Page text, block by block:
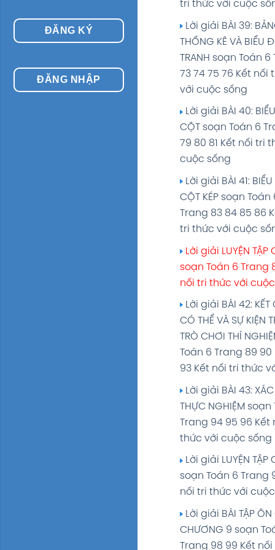
ĐĂNG KÝ
ĐĂNG NHẬP
THÍCH NHẤT TRONG
soạn Toán 6 Kết nối
thức với cuộc sống
Lời giải VẼ HÌNH
GIẢN VỚI PHẦN MỀM
GEOGEBRA soạn
Trang 107 Kết nối tri
với cuộc sống
Lời giải BÀI TẬP ÔN
CUỐI NĂM soạn
Trang 108 109 Kết
thức với cuộc sống
tri thức với cuộc
Lời giải BÀI 39:
THỐNG KÊ VÀ BIỂU
TRANH soạn Toán 6
73 74 75 76 Kết nối
với cuộc sống
Lời giải BÀI 40:
CỘT soạn Toán 6
79 80 81 Kết nối tri
cuộc sống
Lời giải BÀI 41:
CỘT KÉP soạn Toán
Trang 83 84 85 86
tri thức với cuộc
Lời giải LUYỆN TẬP
soạn Toán 6 Trang
nối tri thức với
Lời giải BÀI 42: KẾT
CÓ THỂ VÀ SỰ KIỆN
TRÒ CHƠI THÍ
Toán 6 Trang 89 90
93 Kết nối tri thức
Lời giải BÀI 43: XÁC
THỰC NGHIỆM soạn
Trang 94 95 96 Kết
thức với cuộc sống
Lời giải LUYỆN TẬP
soạn Toán 6 Trang
nối tri thức với
Lời giải BÀI TẬP ÔN
CHƯƠNG 9 soạn
Trang 98 99 Kết nối